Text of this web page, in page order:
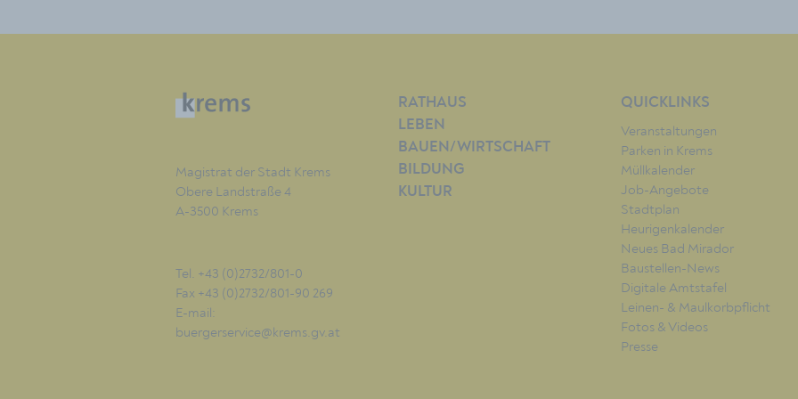
Magistrat der Stadt Krems
Obere Landstraße 4
A-3500 Krems
Tel. +43 (0)2732/801-0
Fax +43 (0)2732/801-90 269
E-mail:
buergerservice@krems.gv.at
RATHAUS
LEBEN
BAUEN/WIRTSCHAFT
BILDUNG
KULTUR
QUICKLINKS
Veranstaltungen
Parken in Krems
Müllkalender
Job-Angebote
Stadtplan
Heurigenkalender
Neues Bad Mirador
Baustellen-News
Digitale Amtstafel
Leinen- & Maulkorbpflicht
Fotos & Videos
Presse